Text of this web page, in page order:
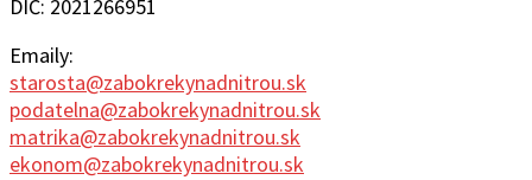
DIČ: 2021266951
Emaily:
starosta@zabokrekynadnitrou.sk
podatelna@zabokrekynadnitrou.sk
matrika@zabokrekynadnitrou.sk
ekonom@zabokrekynadnitrou.sk